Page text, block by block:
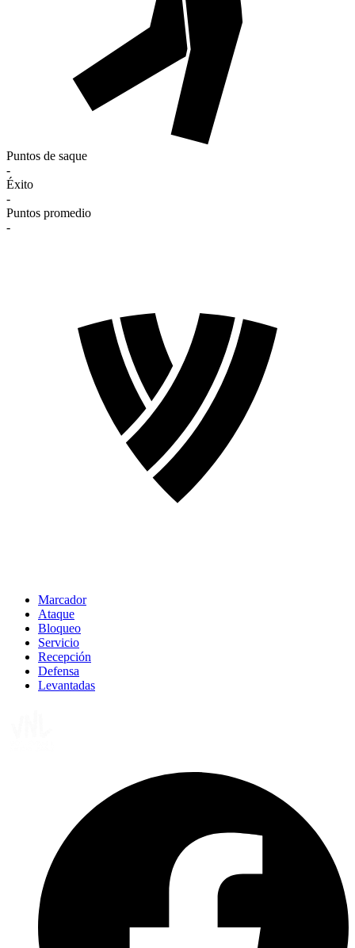
Puntos de saque
-
Éxito
-
Puntos promedio
-
Marcador
Ataque
Bloqueo
Servicio
Recepción
Defensa
Levantadas